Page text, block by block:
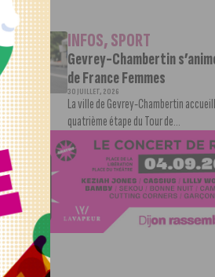
INFOS,SPORT
Gevrey-Chambertin
de France Femmes
30 JUILLET, 2026
La ville de Gevrey-Chambertin
quatrième étape du Tour de...